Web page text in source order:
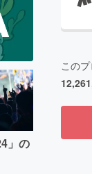
」の
このプ